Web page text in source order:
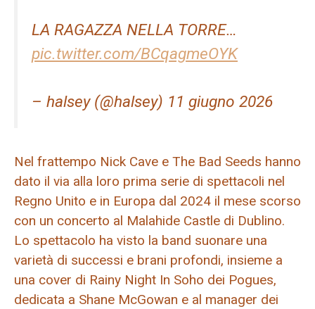
LA RAGAZZA NELLA TORRE…
pic.twitter.com/BCqagmeOYK
– halsey (@halsey) 11 giugno 2026
Nel frattempo Nick Cave e The Bad Seeds hanno
dato il via alla loro prima serie di spettacoli nel
Regno Unito e in Europa dal 2024 il mese scorso
con un concerto al Malahide Castle di Dublino.
Lo spettacolo ha visto la band suonare una
varietà di successi e brani profondi, insieme a
una cover di Rainy Night In Soho dei Pogues,
dedicata a Shane McGowan e al manager dei